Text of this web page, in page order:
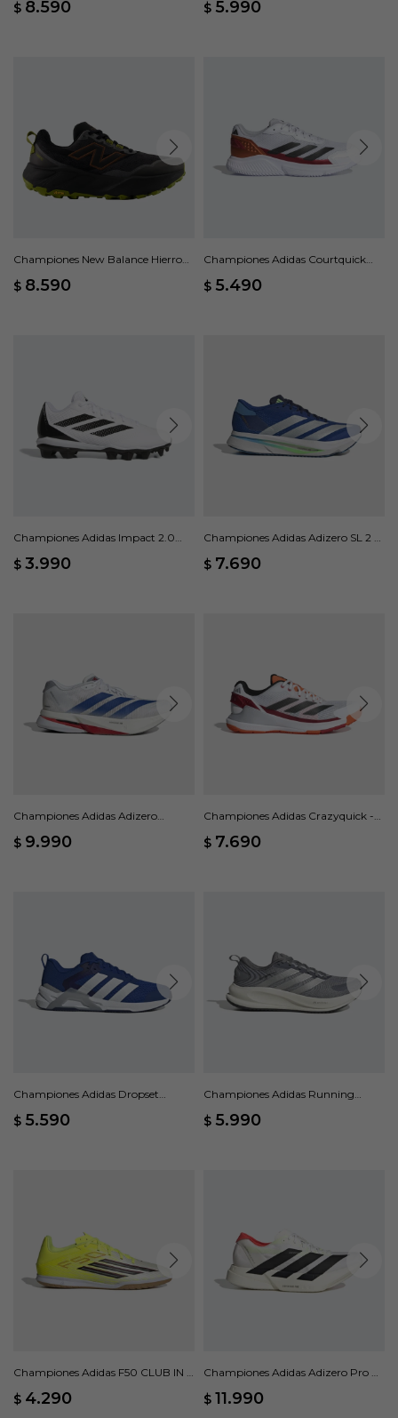
$ 8.590 $ 5.990
Championes New Balance Hierro
$ 8.590
Championes Adidas Courtquick
$ 5.490
Championes Adidas Impact 2.0
$ 3.990
Championes Adidas Adizero SL 2 -
$ 7.690
Championes Adidas Adizero
$ 9.990
Championes Adidas Crazyquick -
$ 7.690
Championes Adidas Dropset
$ 5.590
Championes Adidas Running
$ 5.990
Championes Adidas F50 CLUB IN -
$ 4.290
Championes Adidas Adizero Pro 4
$ 11.990